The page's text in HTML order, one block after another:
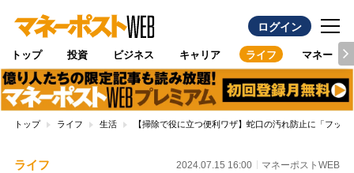
ログイン
トップ 投資 ビジネス キャリア ライフ マネー
トップ ライフ 生活 【掃除で役に立つ便利ワザ】蛇口の汚れ防止に「フッ
ライフ 2024.07.15 16:00 マネーポストWEB